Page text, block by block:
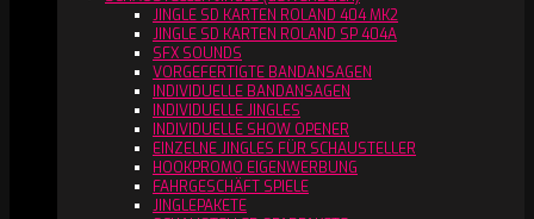
JINGLE SD KARTEN ROLAND 404 MK2
JINGLE SD KARTEN ROLAND SP 404A
SFX SOUNDS
VORGEFERTIGTE BANDANSAGEN
INDIVIDUELLE BANDANSAGEN
INDIVIDUELLE JINGLES
INDIVIDUELLE SHOW OPENER
EINZELNE JINGLES FÜR SCHAUSTELLER
HOOKPROMO EIGENWERBUNG
FAHRGESCHÄFT SPIELE
JINGLEPAKETE